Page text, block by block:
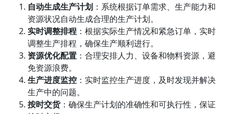
自动生成生产计划 ：系统根据订单需求、生产能力和
资源状况自动生成合理的生产计划。
实时调整排程 ：根据实际生产情况和紧急订单，实时
调整生产排程，确保生产顺利进行。
资源优化配置 ：合理安排人力、设备和物料资源，避
免资源浪费。
生产进度监控 ：实时监控生产进度，及时发现并解决
生产中的问题。
按时交货：确保生产计划的准确性和可执行性，保证